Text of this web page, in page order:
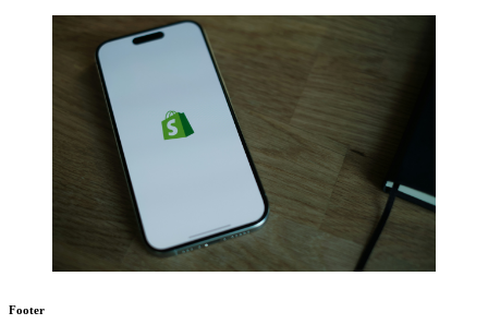
Footer